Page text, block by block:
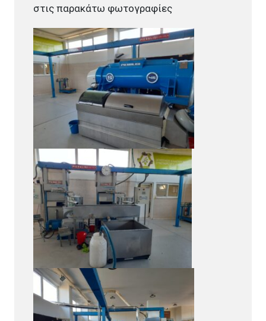
στις παρακάτω φωτογραφίες